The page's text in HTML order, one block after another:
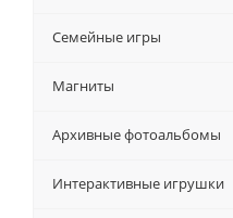
Семейные игры
Магниты
Архивные фотоальбомы
Интерактивные игрушки